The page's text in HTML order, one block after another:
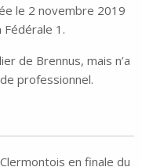
le 2 novembre 2019
1.
de Brennus, mais n’a
professionnel.
en finale du